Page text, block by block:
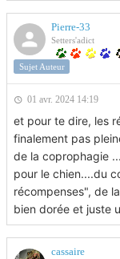
Pierre-33
Setters'adict
Sujet Auteur
01 avr. 2024 14:19
et pour te dire, les
finalement pas
de la coprophagie
pour le chien....du
récompenses", de
bien dorée et juste
cassaire